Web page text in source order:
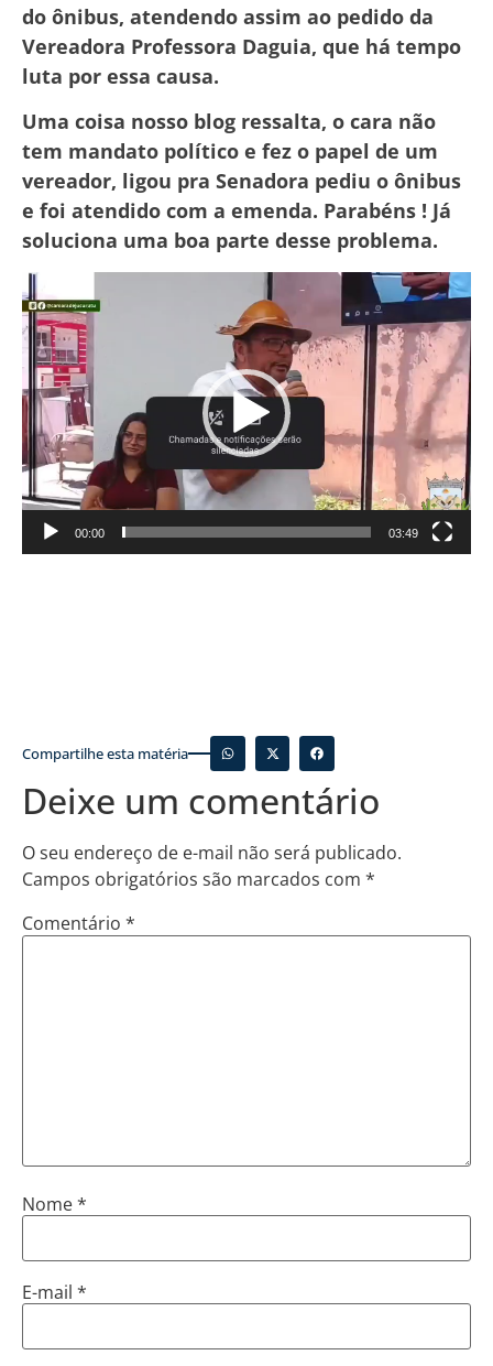
do ônibus, atendendo assim ao pedido da
Vereadora Professora Daguia, que há tempo
luta por essa causa.
Uma coisa nosso blog ressalta, o cara não
tem mandato político e fez o papel de um
vereador, ligou pra Senadora pediu o ônibus
e foi atendido com a emenda. Parabéns ! Já
soluciona uma boa parte desse problema.
de
vídeo
00:00 03:49
Compartilhe esta matéria
Deixe um comentário
O seu endereço de e-mail não será publicado.
Campos obrigatórios são marcados com *
Comentário *
Nome*
E-mail *